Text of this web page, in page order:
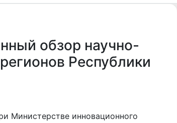
обзор научно-
Республики
Министерстве инновационного